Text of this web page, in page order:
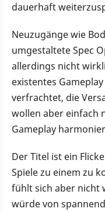
dauerhaft
Neuzugänge wie
umgestaltete Spec
allerdings nicht
existentes
verfrachtet, die
wollen aber einfach
Gameplay
Der Titel ist ein
Spiele zu einem zu
fühlt sich aber nicht
würde von